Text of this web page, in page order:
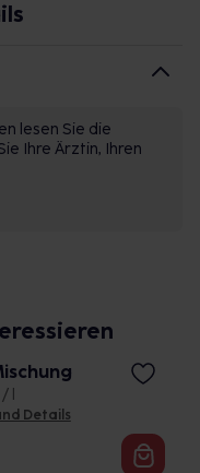
lesen Sie die
Ihre Ärztin, Ihren
l
Details